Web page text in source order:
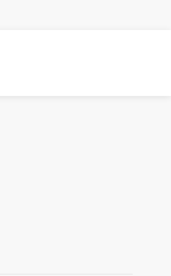
ajudar você a
dinheiro e